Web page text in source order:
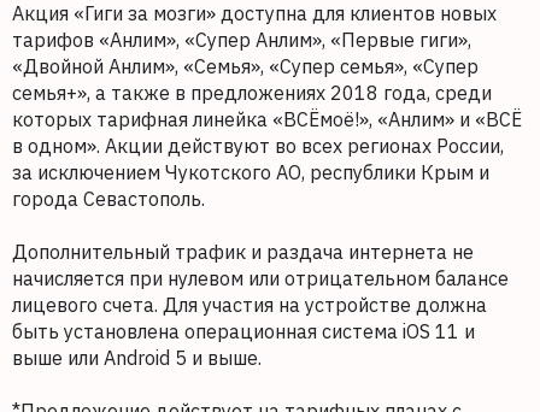
Акция «Гиги за мозги» доступна для клиентов новых
тарифов «Анлим», «Супер Анлим», «Первые гиги»,
«Двойной Анлим», «Семья», «Супер семья», «Супер
семья+», а также в предложениях 2018 года, среди
которых тарифная линейка «ВСЁмоё!», «Анлим» и «ВСЁ
в одном». Акции действуют во всех регионах России,
за исключением Чукотского АО, республики Крым и
города Севастополь.
Дополнительный трафик и раздача интернета не
начисляется при нулевом или отрицательном балансе
лицевого счета. Для участия на устройстве должна
быть установлена операционная система iOS 11 и
выше или Android 5 и выше.